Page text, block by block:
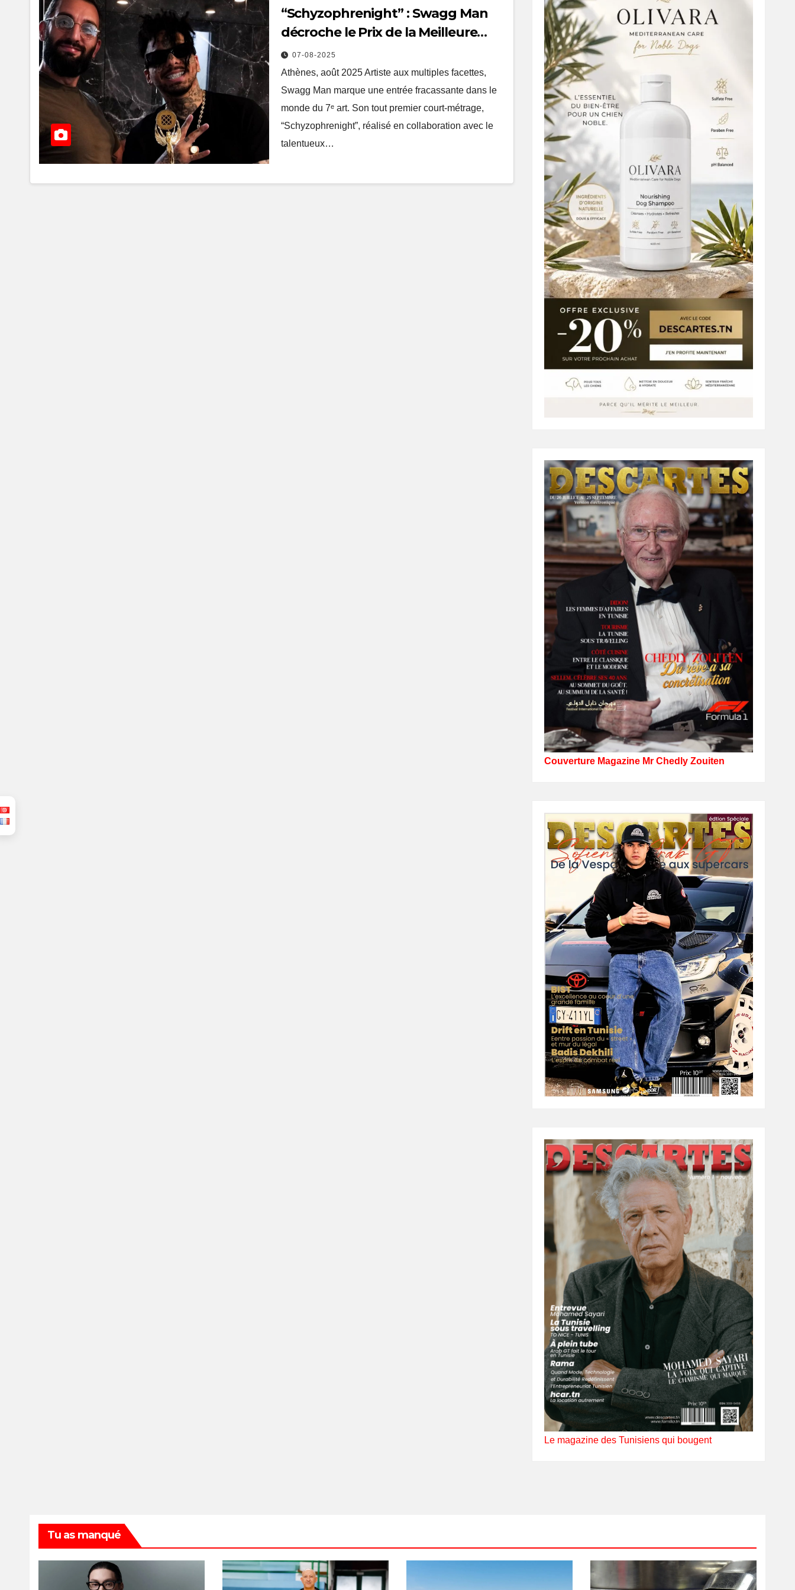
“Schyzophrenight” : Swagg Man
décroche le Prix de la Meilleure
Cinématographie au Festival du
Film d’Athènes
07-08-2025
Athènes, août 2025 Artiste aux multiples facettes,
Swagg Man marque une entrée fracassante dans le
monde du 7ᵉ art. Son tout premier court-métrage,
“Schyzophrenight”, réalisé en collaboration avec le
talentueux…
Couverture Magazine Mr Chedly Zouiten
Le magazine des Tunisiens qui bougent
Tu as manqué